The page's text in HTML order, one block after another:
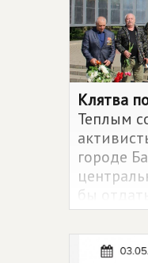
Клятва
Теплым
городе
бы
защищал
Великой